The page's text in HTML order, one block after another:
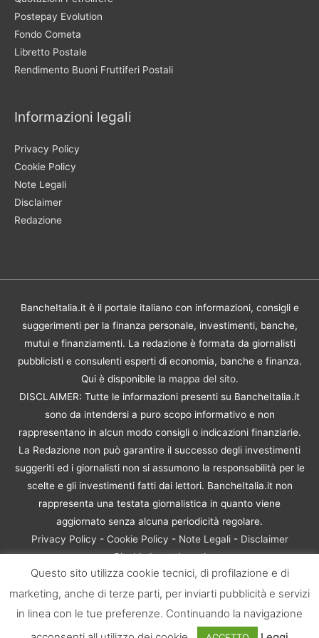
Postepay Evolution
Fondo Cometa
Libretto Postale
Rendimento Buoni Fruttiferi Postali
Informazioni legali
Privacy Policy
Cookie Policy
Note Legali
Disclaimer
Redazione
BancheItalia.it è il portale italiano con informazioni, consigli e
suggerimenti per la finanza personale, investimenti, banche,
mutui e finanziamenti. La redazione è formata da giornalisti
pubblicisti e consulenti esperti di economia, banche e finanza.
Qui è disponibile la mappa del sito.
DISCLAIMER: Tutte le informazioni presenti su BancheItalia.it
sono da intendersi a puro scopo informativo e non
rappresentano in alcun modo consigli o indicazioni finanziarie.
La Redazione non può garantire il successo degli investimenti
suggeriti ed i giornalisti non si assumono la responsabilità per le
scelte e gli investimenti fatti dai lettori. BancheItalia.it non
rappresenta una testata giornalistica in quanto viene
aggiornato senza alcuna periodicità regolare.
Privacy Policy - Cookie Policy - Note Legali- Disclaimer
Rischio Investimenti
BancheItalia.it Copyright © 2021. Tutti i diritti sono riservati. |
P.IVA 10673901004 | Contenuti di proprietà di BancheItalia.it:
non sono riproducibili, neanche parzialmente, senza esplicita
Questo sito utilizza cookie tecnici, di profilazione e di
marketing, anche di terze parti, per inviarti pubblicità e servizi
in linea con le tue preferenze. Continuando la navigazione